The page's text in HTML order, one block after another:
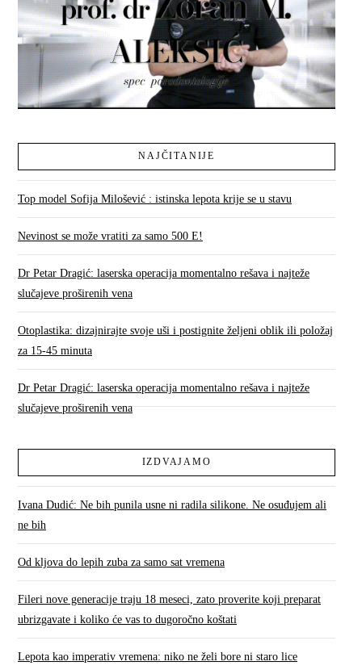
NAJČITANIJE
Top model Sofija Milošević : istinska lepota krije se u stavu
Nevinost se može vratiti za samo 500 E!
Dr Petar Dragić: laserska operacija momentalno rešava i najteže
slučajeve proširenih vena
Otoplastika: dizajnirajte svoje uši i postignite željeni oblik ili položaj
za 15-45 minuta
Dr Petar Dragić: laserska operacija momentalno rešava i najteže
slučajeve proširenih vena
IZDVAJAMO
Ivana Dudić: Ne bih punila usne ni radila silikone. Ne osuđujem ali
ne bih
Od kljova do lepih zuba za samo sat vremena
Fileri nove generacije traju 18 meseci, zato proverite koji preparat
ubrizgavate i koliko će vas to dugoročno koštati
Lepota kao imperativ vremena: niko ne želi bore ni staro lice